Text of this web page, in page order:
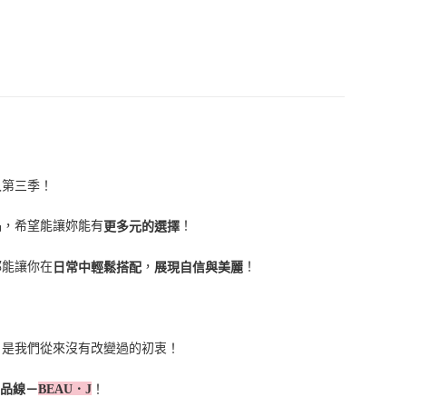
三季！
希望能讓妳能有更多元的選擇！
讓你在日常中輕鬆搭配， 展現自信與美麗！
我們從來沒有改變過的初衷！
線－BEAU ． J ！